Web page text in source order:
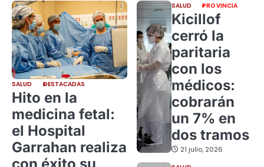
SALUD DESTACADAS
Hito en la
medicina fetal:
el Hospital
Garrahan realiza
SALUD PROVINCIA
Kicillof
cerró la
paritaria
con los
médicos:
cobrarán
un 7% en
dos tramos
21 julio, 2026